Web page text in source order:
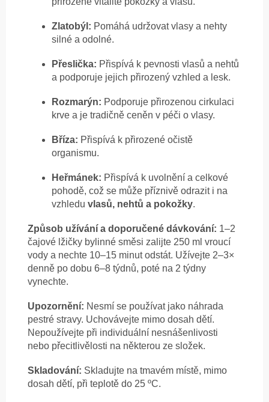
Zlatobýl: Pomáhá udržovat vlasy a nehty
silné a odolné.
Přeslička: Přispívá k pevnosti vlasů a nehtů
a podporuje jejich přirozený vzhled a lesk.
Rozmarýn: Podporuje přirozenou cirkulaci
krve a je tradičně ceněn v péči o vlasy.
Bříza: Přispívá k přirozené očistě
organismu.
Heřmánek: Přispívá k uvolnění a celkové
pohodě, což se může příznivě odrazit i na
vzhledu vlasů, nehtů a pokožky.
Způsob užívání a doporučené dávkování: 1–2
čajové lžičky bylinné směsi zalijte 250 ml vroucí
vody a nechte 10–15 minut odstát. Užívejte 2–3×
denně po dobu 6–8 týdnů, poté na 2 týdny
vynechte.
Upozornění: Nesmí se používat jako náhrada
pestré stravy. Uchovávejte mimo dosah dětí.
Nepoužívejte při individuální nesnášenlivosti
nebo přecitlivělosti na některou ze složek.
Skladování: Skladujte na tmavém místě, mimo
dosah dětí, při teplotě do 25 ºC.